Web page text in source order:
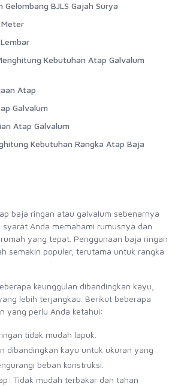
Gelombang BJLS Gajah Surya
Meter
Kebutuhan Atap Galvalum
Atap
Galvalum
Atap Galvalum
Kebutuhan Rangka Atap Baja
baja ringan atau galvalum sebenarnya
syarat Anda memahami rumusnya dan
yang tepat. Penggunaan baja ringan
semakin populer, terutama untuk rangka
keunggulan dibandingkan kayu,
lebih terjangkau. Berikut beberapa
yang perlu Anda ketahui:
tidak mudah lapuk.
dibandingkan kayu untuk ukuran yang
beban konstruksi.
Tidak mudah terbakar dan tahan